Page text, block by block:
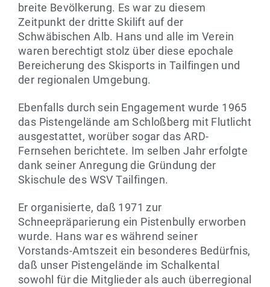
breite Bevölkerung. Es war zu diesem
Zeitpunkt der dritte Skilift auf der
Schwäbischen Alb. Hans und alle im Verein
waren berechtigt stolz über diese epochale
Bereicherung des Skisports in Tailfingen und
der regionalen Umgebung.
Ebenfalls durch sein Engagement wurde 1965
das Pistengelände am Schloßberg mit Flutlicht
ausgestattet, worüber sogar das ARD-
Fernsehen berichtete. Im selben Jahr erfolgte
dank seiner Anregung die Gründung der
Skischule des WSV Tailfingen.
Er organisierte, daß 1971 zur
Schneepräparierung ein Pistenbully erworben
wurde. Hans war es während seiner
Vorstands-Amtszeit ein besonderes Bedürfnis,
daß unser Pistengelände im Schalkental
sowohl für die Mitglieder als auch überregional